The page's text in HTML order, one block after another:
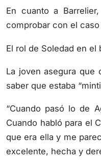
En cuanto a
comprobar con el
El rol de Soledad en el
La joven asegura que
saber que estaba
“Cuando pasó lo de
Cuando habló para el
que era ella y me
excelente, hecha y